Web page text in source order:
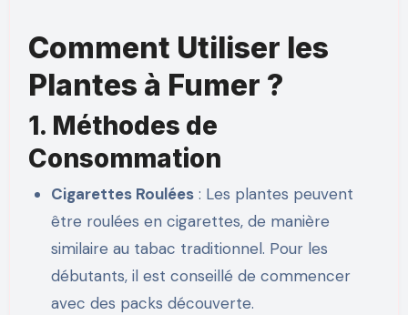
Comment Utiliser les
Plantes à Fumer ?
1. Méthodes de
Consommation
Cigarettes Roulées : Les plantes peuvent
être roulées en cigarettes, de manière
similaire au tabac traditionnel. Pour les
débutants, il est conseillé de commencer
avec des packs découverte.